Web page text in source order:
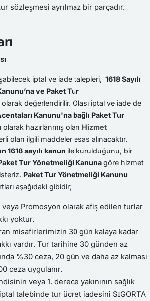
sözleşmesi ayrılmaz bir parçadır.
iptal ve iade talepleri, 1618 Sayılı
ve Paket Tur
olarak değerlendirilir. Olası iptal ve iade de
Kanunu'na bağlı Paket Tur
olarak hazırlanmış olan Hizmet
olan ilgili maddeler esas alınacaktır.
1618 sayılı kanun ile kurulduğunu, bir
Tur Yönetmeliği Kanunagöre hizmet
Paket Tur Yönetmeliği Kanunu
aşağıdaki gibidir;
veya Promosyon olarak afiş edilen turlar
yoktur.
misafirlerimizin 30 gün kalaya kadar
vardır. Tur tarihine 30 günden az
%30 ceza, 20 gün ve daha az kalması
ceza uygulanır.
veya 1. derece yakınının sağlık
talebinde tur ücret iadesini SİGORTA